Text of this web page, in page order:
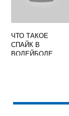
ЧТО ТАКОЕ
СПАЙК В
ВОЛЕЙБОЛЕ